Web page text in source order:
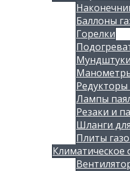
Баллоны
Горелки
Мундштуки
Редукторы
Лампы
Резаки и
Шланги
Плиты
Климатическое